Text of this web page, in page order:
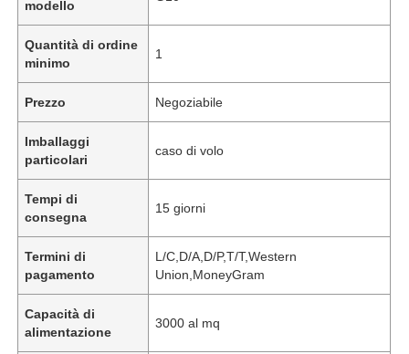
modello
Quantità di ordine
minimo
1
Prezzo Negoziabile
Imballaggi
particolari
caso di volo
Tempi di
consegna
15 giorni
Termini di
pagamento
L/C,D/A,D/P,T/T,Western
Union,MoneyGram
Capacità di
alimentazione
3000 al mq